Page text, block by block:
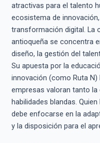
atractivas para el talento
ecosistema de
transformación digital. La
antioqueña se concentra
diseño, la gestión del
Su apuesta por la
innovación (como Ruta
empresas valoran tanto
habilidades blandas.
debe enfocarse en la
y la disposición para el